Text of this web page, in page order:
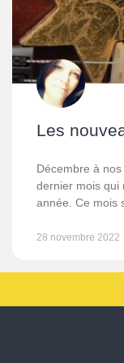
Les
Décembre à
dernier mois qui
année. Ce mois
28 novembre 2022